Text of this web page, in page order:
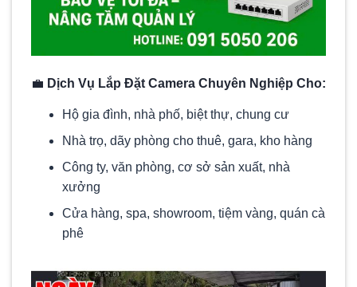
💼 Dịch Vụ Lắp Đặt Camera Chuyên Nghiệp Cho:
Hộ gia đình, nhà phố, biệt thự, chung cư
Nhà trọ, dãy phòng cho thuê, gara, kho hàng
Công ty, văn phòng, cơ sở sản xuất, nhà
xưởng
Cửa hàng, spa, showroom, tiệm vàng, quán cà
phê